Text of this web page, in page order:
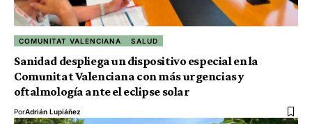
COMUNITAT VALENCIANA SALUD
Sanidad despliega un dispositivo especial en la
Comunitat Valenciana con más urgencias y
oftalmología ante el eclipse solar
PorAdrián Lupiáñez